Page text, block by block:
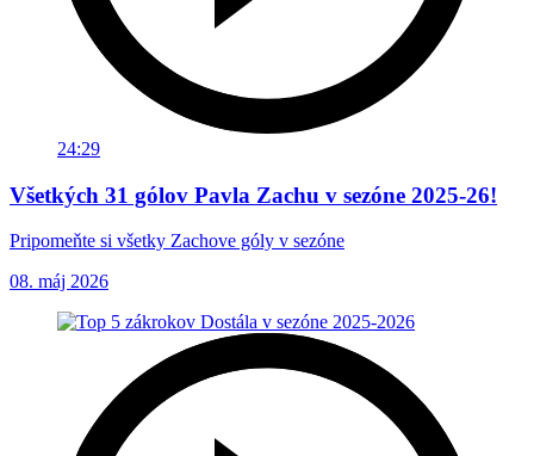
24:29
Všetkých 31 gólov Pavla Zachu v sezóne 2025-26!
Pripomeňte si všetky Zachove góly v sezóne
08. máj 2026